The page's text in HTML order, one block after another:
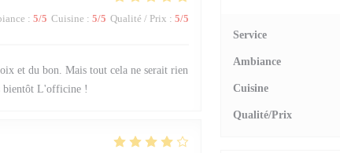
: 5/5 Cuisine : 5/5 Qualité / Prix : 5/5
et du bon. Mais tout cela ne serait rien
bientôt L'officine !
Service
Ambiance
Cuisine
Qualité/Prix